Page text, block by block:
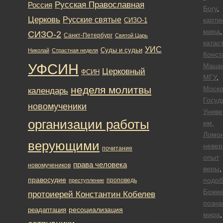
Богу,
мира
МГУ,
им.
опыт
веры
мира
Россия Русская Православная
Церковь Русские святые СИЗО-1
СИЗО-2 Санкт-Петербург Святой Царь
Николай Страстная неделя Суды и судьи УИС
УФСИН ФСИН Церковный
календарь неделя молитвы
новомученики
организации работы
верующими почитание
новомучеников права человека
правосудие преступление проповедь
протоиерей Константин Кобелев
реадаптация ресоциализация